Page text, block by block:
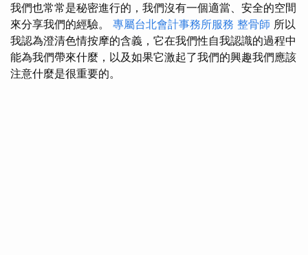
我們也常常是秘密進行的，我們沒有一個適當、安全的空間
來分享我們的經驗。 專屬台北會計事務所服務 整骨師 所以
我認為澄清色情按摩的含義，它在我們性自我認識的過程中
能為我們帶來什麼，以及如果它激起了我們的興趣我們應該
注意什麼是很重要的。